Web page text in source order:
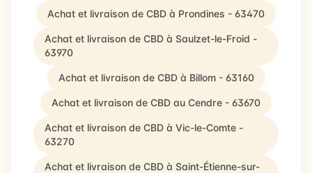
Achat et livraison de CBD à Prondines - 63470
Achat et livraison de CBD à Saulzet-le-Froid -
63970
Achat et livraison de CBD à Billom - 63160
Achat et livraison de CBD au Cendre - 63670
Achat et livraison de CBD à Vic-le-Comte -
63270
Achat et livraison de CBD à Saint-Étienne-sur-